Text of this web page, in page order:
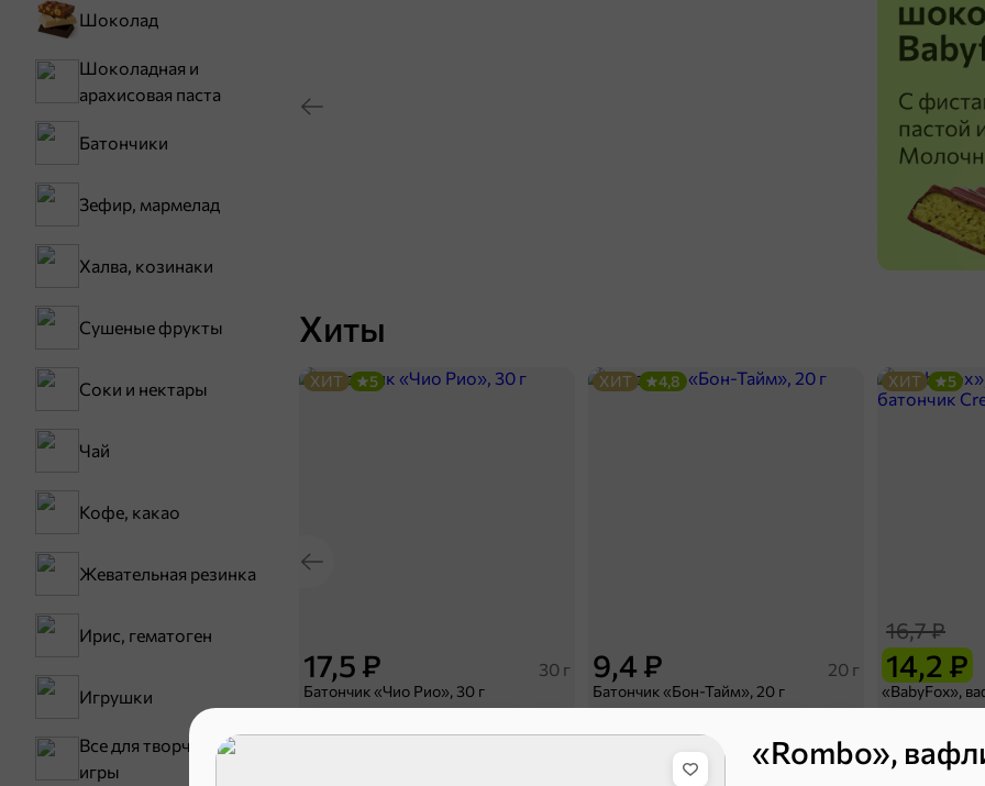
«Rombo»,
Шоколад
Шоколадная и
арахисовая паста
Батончики
Зефир, мармелад
Халва, козинаки
Сушеные фрукты
Соки и нектары
Чай
Кофе, какао
Жевательная резинка
Ирис, гематоген
Игрушки
Все для творчества,
игры
Хиты
17,5 ₽ 30 г
Батончик «Чио Рио», 30 г
ХИТ 5
В корзину
9,4 ₽ 20 г
Батончик «Бон-Тайм», 20 г
ХИТ 4,8
В корзину
16,7 ₽
14,2 ₽
ХИТ 5